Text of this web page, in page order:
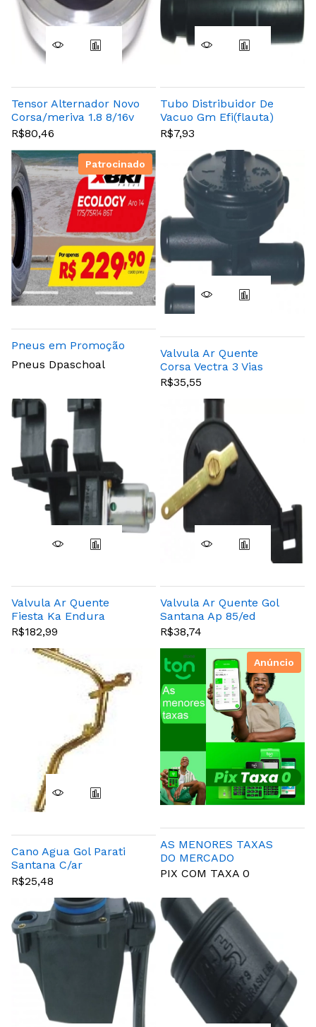
Tensor Alternador Novo
Corsa/meriva 1.8 8/16v
03> Vectra 2.4 16v Hidr
R$80,46
Tubo Distribuidor De
Vacuo Gm Efi(flauta)
R$7,93
Patrocinado
Pneus em Promoção
Pneus Dpaschoal
Valvula Ar Quente
Corsa Vectra 3 Vias
R$35,55
Valvula Ar Quente
Fiesta Ka Endura
Rocam
R$182,99
Valvula Ar Quente Gol
Santana Ap 85/ed
R$38,74
Cano Agua Gol Parati
Santana C/ar
R$25,48
Anúncio
AS MENORES TAXAS
DO MERCADO
PIX COM TAXA 0